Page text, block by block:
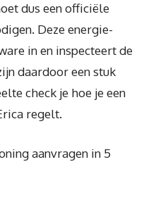
dus een officiële
Deze energie-
in en inspecteert de
daardoor een stuk
check je hoe je een
regelt.
aanvragen in 5